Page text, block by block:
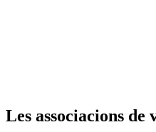
Les associacions